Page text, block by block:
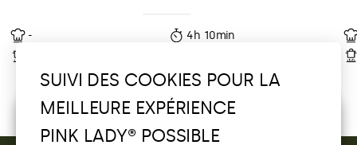
-
4h 10min
Écoutez la sélection Pink Lady®
Découvrez vos playlists Pink Lady® et
SUIVI DES COOKIES POUR LA
MEILLEURE EXPÉRIENCE
PINK LADY® POSSIBLE